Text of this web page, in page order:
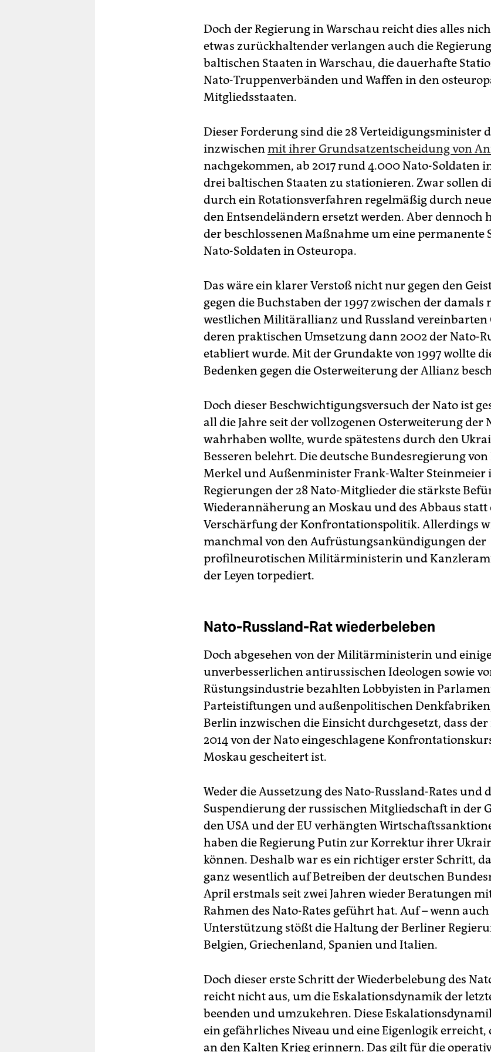
Doch der Regierung in Warschau reicht dies alles
etwas zurückhaltender verlangen auch die
baltischen Staaten in Warschau, die dauerhafte
Nato-Truppenverbänden und Waffen in den
Mitgliedsstaaten.
Dieser Forderung sind die 28 Verteidigungsminister
inzwischen mit ihrer Grundsatzentscheidung von
nachgekommen, ab 2017 rund 4.000 Nato-Soldaten
drei baltischen Staaten zu stationieren. Zwar sollen
durch ein Rotationsverfahren regelmäßig durch
den Entsendeländern ersetzt werden. Aber dennoch
der beschlossenen Maßnahme um eine permanente
Nato-Soldaten in Osteuropa.
Das wäre ein klarer Verstoß nicht nur gegen den
gegen die Buchstaben der 1997 zwischen der damals
westlichen Militärallianz und Russland vereinbarten
deren praktischen Umsetzung dann 2002 der Nato-
etabliert wurde. Mit der Grundakte von 1997 wollte
Bedenken gegen die Osterweiterung der Allianz
Doch dieser Beschwichtigungsversuch der Nato ist
all die Jahre seit der vollzogenen Osterweiterung der
wahrhaben wollte, wurde spätestens durch den
Besseren belehrt. Die deutsche Bundesregierung
Merkel und Außenminister Frank-Walter Steinmeier
Regierungen der 28 Nato-Mitglieder die stärkste
Wiederannäherung an Moskau und des Abbaus statt
Verschärfung der Konfrontationspolitik. Allerdings
manchmal von den Aufrüstungsankündigungen der
profilneurotischen Militärministerin und
der Leyen torpediert.
Nato-Russland-Rat wiederbeleben
Doch abgesehen von der Militärministerin und
unverbesserlichen antirussischen Ideologen sowie
Rüstungsindustrie bezahlten Lobbyisten in
Parteistiftungen und außenpolitischen
Berlin inzwischen die Einsicht durchgesetzt, dass
2014 von der Nato eingeschlagene
Moskau gescheitert ist.
Weder die Aussetzung des Nato-Russland-Rates und
Suspendierung der russischen Mitgliedschaft in der
den USA und der EU verhängten
haben die Regierung Putin zur Korrektur ihrer
können. Deshalb war es ein richtiger erster Schritt,
ganz wesentlich auf Betreiben der deutschen
April erstmals seit zwei Jahren wieder Beratungen
Rahmen des Nato-Rates geführt hat. Auf – wenn
Unterstützung stößt die Haltung der Berliner
Belgien, Griechenland, Spanien und Italien.
Doch dieser erste Schritt der Wiederbelebung des
reicht nicht aus, um die Eskalationsdynamik der
beenden und umzukehren. Diese
ein gefährliches Niveau und eine Eigenlogik
an den Kalten Krieg erinnern. Das gilt für die